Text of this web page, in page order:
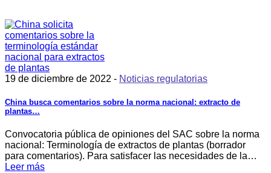
19 de diciembre de 2022 - Noticias regulatorias
China busca comentarios sobre la norma nacional: extracto de
plantas…
Convocatoria pública de opiniones del SAC sobre la norma
nacional: Terminología de extractos de plantas (borrador
para comentarios). Para satisfacer las necesidades de la…
Leer más